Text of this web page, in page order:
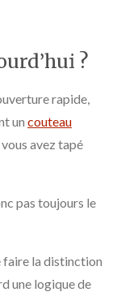
?
rapide,
un couteau
avez tapé
pas toujours le
faire la distinction
une logique de